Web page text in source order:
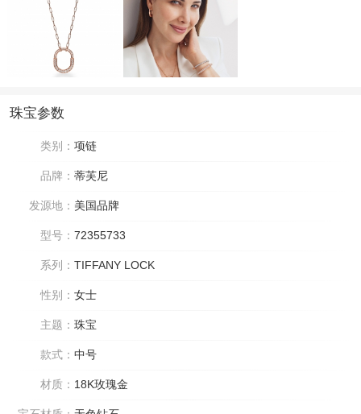
珠宝参数
类别： 项链
品牌： 蒂芙尼
发源地： 美国品牌
型号： 72355733
系列： TIFFANY LOCK
性别： 女士
主题： 珠宝
款式： 中号
材质： 18K玫瑰金